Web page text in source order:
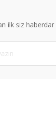
bulunuyor.
daha pahalı.
alternatifler
ilk siz haberdar